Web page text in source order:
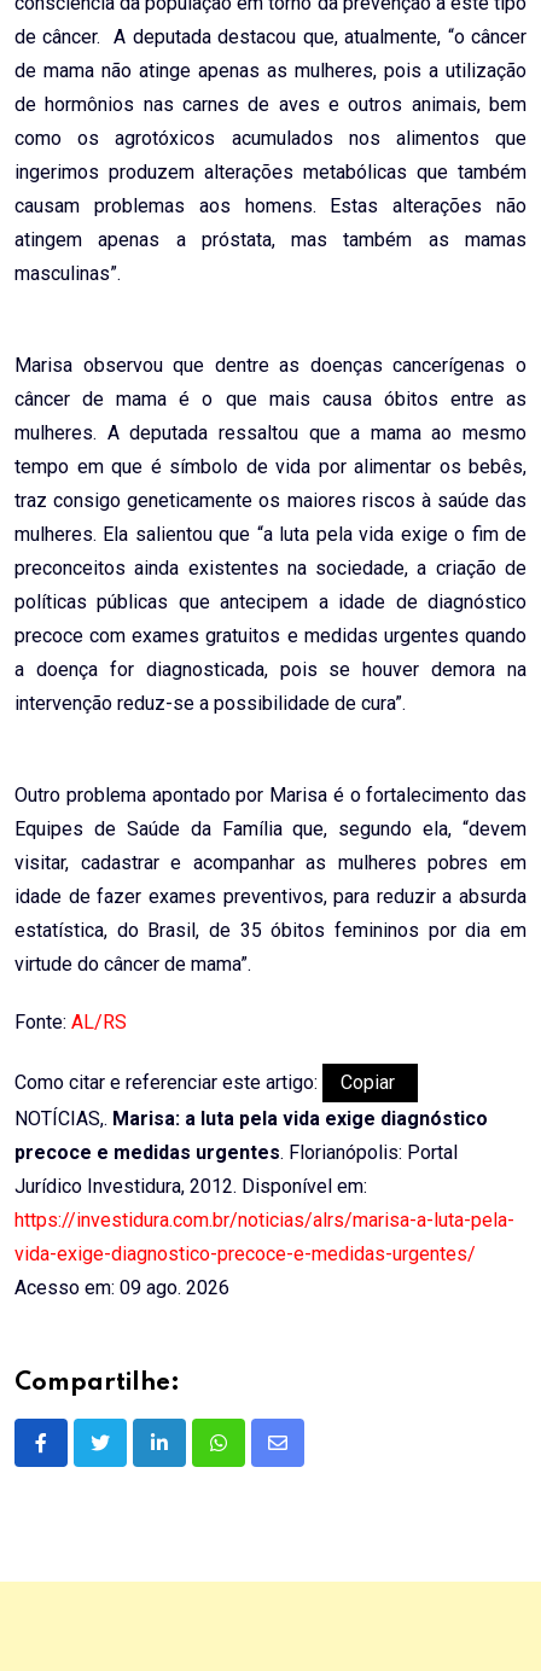
de câncer. A deputada destacou que, atualmente, “o câncer
de mama não atinge apenas as mulheres, pois a utilização
de hormônios nas carnes de aves e outros animais, bem
como os agrotóxicos acumulados nos alimentos que
ingerimos produzem alterações metabólicas que também
causam problemas aos homens. Estas alterações não
atingem apenas a próstata, mas também as mamas
masculinas”.
Marisa observou que dentre as doenças cancerígenas o
câncer de mama é o que mais causa óbitos entre as
mulheres. A deputada ressaltou que a mama ao mesmo
tempo em que é símbolo de vida por alimentar os bebês,
traz consigo geneticamente os maiores riscos à saúde das
mulheres. Ela salientou que “a luta pela vida exige o fim de
preconceitos ainda existentes na sociedade, a criação de
políticas públicas que antecipem a idade de diagnóstico
precoce com exames gratuitos e medidas urgentes quando
a doença for diagnosticada, pois se houver demora na
intervenção reduz-se a possibilidade de cura”.
Outro problema apontado por Marisa é o fortalecimento das
Equipes de Saúde da Família que, segundo ela, “devem
visitar, cadastrar e acompanhar as mulheres pobres em
idade de fazer exames preventivos, para reduzir a absurda
estatística, do Brasil, de 35 óbitos femininos por dia em
virtude do câncer de mama”.
Fonte: AL/RS
Como citar e referenciar este artigo:
Copiar
NOTÍCIAS,. Marisa: a luta pela vida exige diagnóstico
precoce e medidas urgentes. Florianópolis: Portal
Jurídico Investidura, 2012. Disponível em:
https://investidura.com.br/noticias/alrs/marisa-a-luta-pela-
vida-exige-diagnostico-precoce-e-medidas-urgentes/
Acesso em: 09 ago. 2026
Compartilhe:
LinkedInWhatsappShare